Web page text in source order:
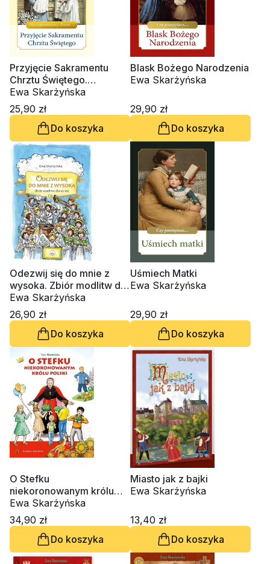
Przyjęcie Sakramentu
Chrztu Świętego.
Niezapomniany dzień
Ewa Skarżyńska
25,90 zł
Do koszyka
Blask Bożego Narodzenia
Ewa Skarżyńska
29,90 zł
Do koszyka
Odezwij się do mnie z
wysoka. Zbiór modlitw dla
dzieci
Ewa Skarżyńska
26,90 zł
Do koszyka
Uśmiech Matki
Ewa Skarżyńska
29,90 zł
Do koszyka
O Stefku
niekoronowanym królu
Polski
Ewa Skarżyńska
34,90 zł
Do koszyka
Miasto jak z bajki
Ewa Skarżyńska
13,40 zł
Do koszyka